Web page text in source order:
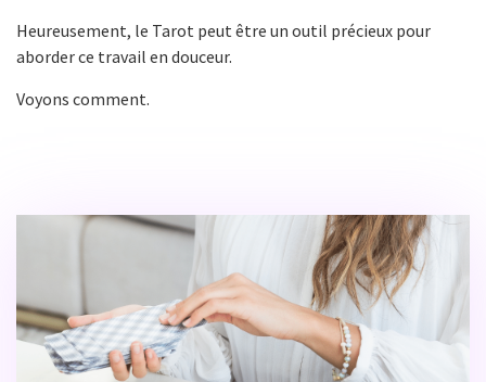
Heureusement, le Tarot peut être un outil précieux pour
aborder ce travail en douceur.
Voyons comment.